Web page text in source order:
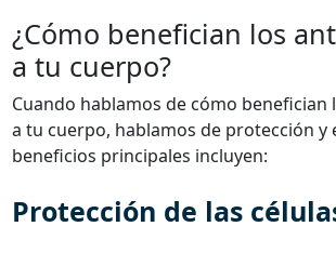
¿Cómo benefician los
a tu cuerpo?
Cuando hablamos de cómo benefician
a tu cuerpo, hablamos de protección y
beneficios principales incluyen:
Protección de las